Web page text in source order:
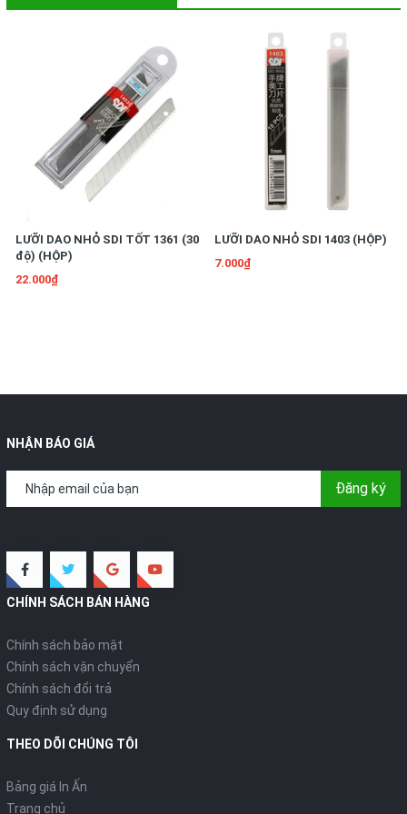
LƯỠI DAO NHỎ SDI TỐT 1361 (30
độ) (HỘP)
22.000₫
LƯỠI DAO NHỎ SDI 1403 (HỘP)
7.000₫
NHẬN BÁO GIÁ
Đăng ký
CHÍNH SÁCH BÁN HÀNG
Chính sách bảo mật
Chính sách vận chuyển
Chính sách đổi trả
Quy định sử dụng
THEO DÕI CHÚNG TÔI
Bảng giá In Ấn
Trang chủ